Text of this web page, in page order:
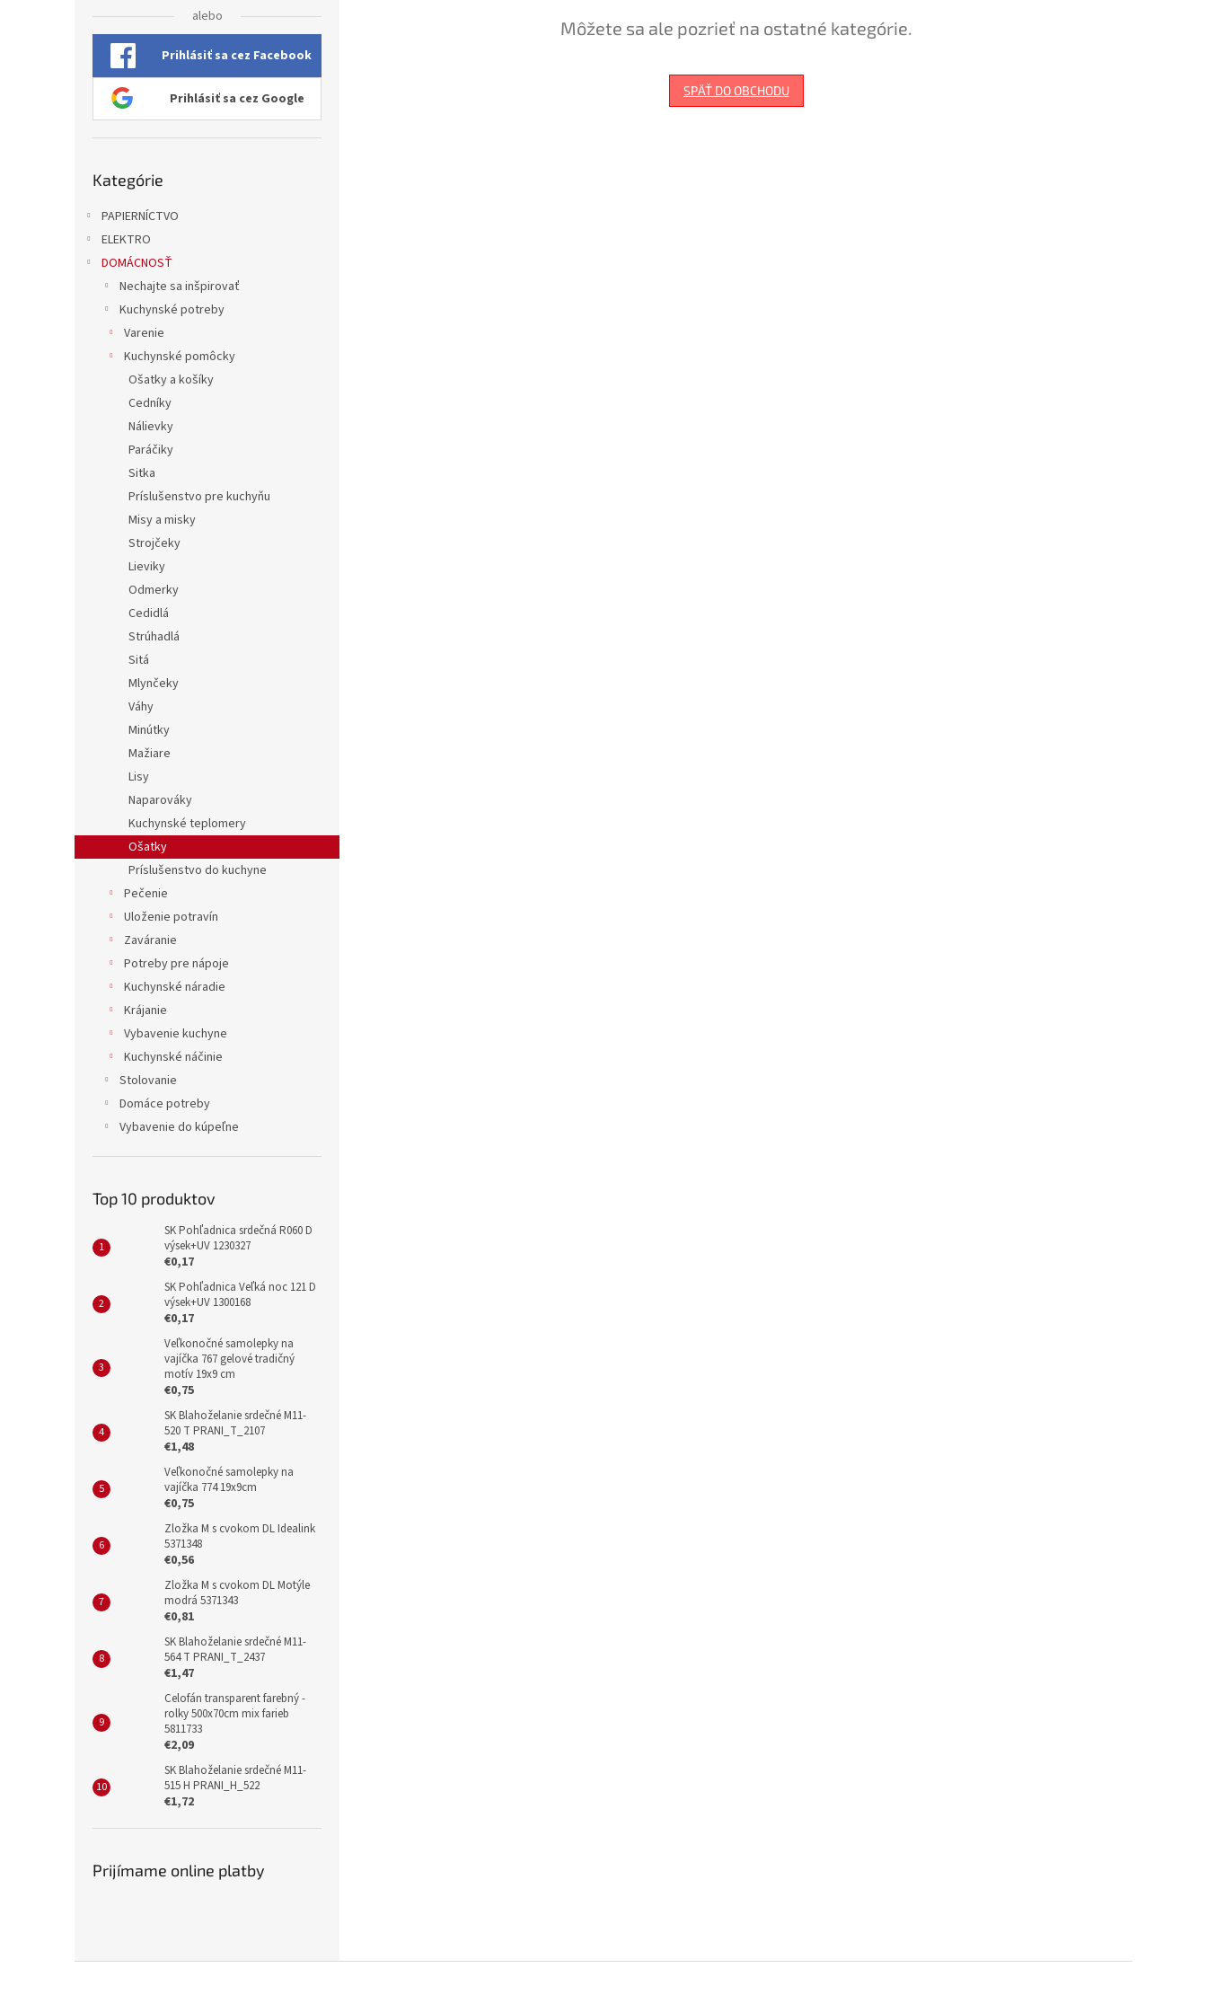
alebo
Prihlásiť sa cez Facebook
Prihlásiť sa cez Google
kategórie
Kategórie
PAPIERNÍCTVO
ELEKTRO
DOMÁCNOSŤ
Nechajte sa inšpirovať
Kuchynské potreby
Varenie
Kuchynské pomôcky
Ošatky a košíky
Cedníky
Nálievky
Paráčiky
Sitka
Príslušenstvo pre kuchyňu
Misy a misky
Strojčeky
Lieviky
Odmerky
Cedidlá
Strúhadlá
Sitá
Mlynčeky
Váhy
Minútky
Mažiare
Lisy
Naparováky
Kuchynské teplomery
Ošatky
Príslušenstvo do kuchyne
Pečenie
Uloženie potravín
Zaváranie
Potreby pre nápoje
Kuchynské náradie
Krájanie
Vybavenie kuchyne
Kuchynské náčinie
Stolovanie
Domáce potreby
Vybavenie do kúpeľne
Top 10 produktov
SK Pohľadnica srdečná R060 D
výsek+UV 1230327
€0,17
SK Pohľadnica Veľká noc 121 D
výsek+UV 1300168
€0,17
Veľkonočné samolepky na
vajíčka 767 gelové tradičný
motív 19x9 cm
€0,75
SK Blahoželanie srdečné M11-
520 T PRANI_T_2107
€1,48
Veľkonočné samolepky na
vajíčka 774 19x9cm
€0,75
Zložka M s cvokom DL Idealink
5371348
€0,56
Zložka M s cvokom DL Motýle
modrá 5371343
€0,81
SK Blahoželanie srdečné M11-
564 T PRANI_T_2437
€1,47
Celofán transparent farebný -
rolky 500x70cm mix farieb
5811733
€2,09
SK Blahoželanie srdečné M11-
515 H PRANI_H_522
€1,72
Prijímame online platby
Môžete sa ale pozrieť na ostatné kategórie.
SPÄŤ DO OBCHODU